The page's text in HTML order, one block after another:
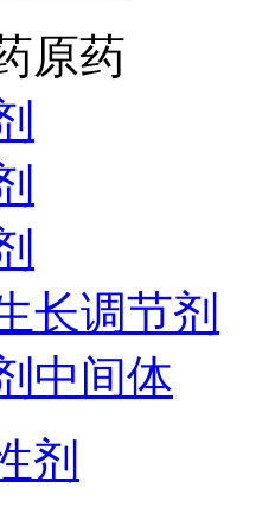
原药
长调节剂
中间体
剂